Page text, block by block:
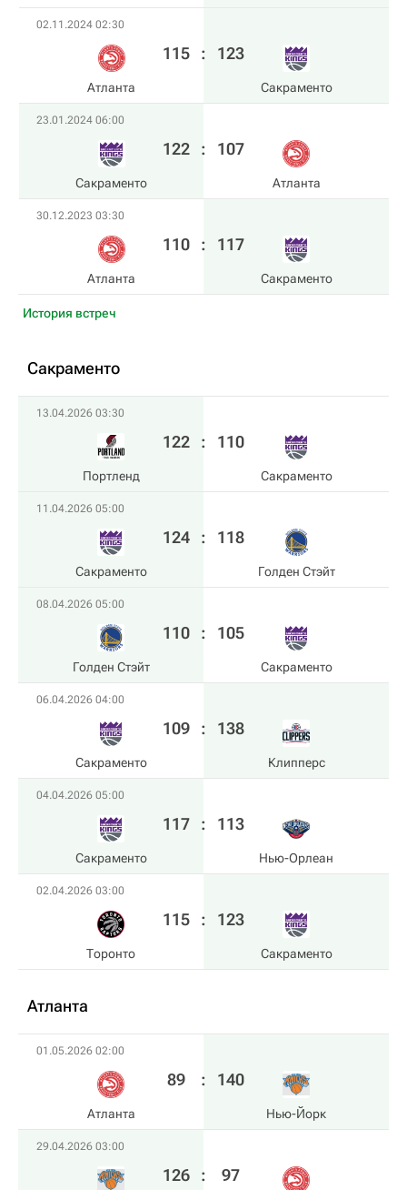
02.11.2024 02:30
Атланта
115 : 123
Сакраменто
23.01.2024 06:00
Сакраменто
122 : 107
Атланта
30.12.2023 03:30
Атланта
110 : 117
Сакраменто
История встреч
Сакраменто
13.04.2026 03:30
Портленд
122 : 110
Сакраменто
11.04.2026 05:00
Сакраменто
124 : 118
Голден Стэйт
08.04.2026 05:00
Голден Стэйт
110 : 105
Сакраменто
06.04.2026 04:00
Сакраменто
109 : 138
Клипперс
04.04.2026 05:00
Сакраменто
117 : 113
Нью-Орлеан
02.04.2026 03:00
Торонто
115 : 123
Сакраменто
Атланта
01.05.2026 02:00
Атланта
89 : 140
Нью-Йорк
29.04.2026 03:00
126 : 97